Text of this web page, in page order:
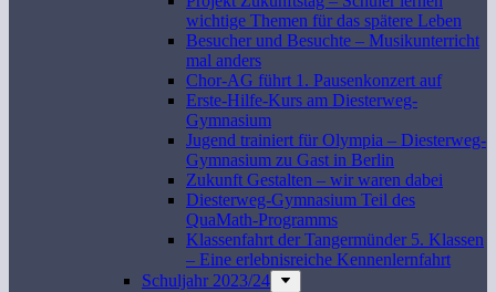
wichtige Themen für das spätere Leben
Besucher und Besuchte – Musikunterricht
mal anders
Chor-AG führt 1. Pausenkonzert auf
Erste-Hilfe-Kurs am Diesterweg-
Gymnasium
Jugend trainiert für Olympia – Diesterweg-
Gymnasium zu Gast in Berlin
Zukunft Gestalten – wir waren dabei
Diesterweg-Gymnasium Teil des
QuaMath-Programms
Klassenfahrt der Tangermünder 5. Klassen
– Eine erlebnisreiche Kennenlernfahrt
Schuljahr 2023/24